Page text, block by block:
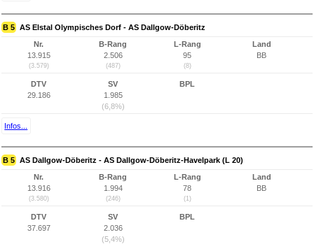
B 5 AS Elstal Olympisches Dorf - AS Dallgow-Döberitz
Nr.
13.915
(3.579)
B-Rang
2.506
(487)
L-Rang
95
(8)
Land
BB
DTV
29.186
SV
1.985
(6,8%)
BPL
Infos...
B 5 AS Dallgow-Döberitz - AS Dallgow-Döberitz-Havelpark (L 20)
Nr.
13.916
(3.580)
B-Rang
1.994
(246)
L-Rang
78
(1)
Land
BB
DTV
37.697
SV
2.036
(5,4%)
BPL